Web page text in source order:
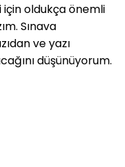
oldukça önemli
Sınava
ve yazı
düşünüyorum.